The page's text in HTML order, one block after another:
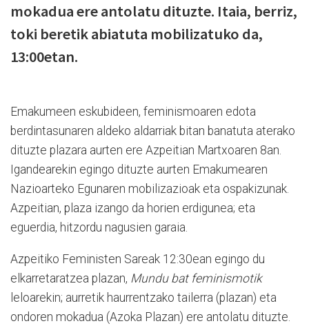
mokadua ere antolatu dituzte. Itaia, berriz,
toki beretik abiatuta mobilizatuko da,
13:00etan.
Emakumeen eskubideen, feminismoaren edota
berdintasunaren aldeko aldarriak bitan banatuta aterako
dituzte plazara aurten ere Azpeitian Martxoaren 8an.
Igandearekin egingo dituzte aurten Emakumearen
Nazioarteko Egunaren mobilizazioak eta ospakizunak.
Azpeitian, plaza izango da horien erdigunea; eta
eguerdia, hitzordu nagusien garaia.
Azpeitiko Feministen Sareak 12:30ean egingo du
elkarretaratzea plazan, Mundu bat feminismotik
leloarekin; aurretik haurrentzako tailerra (plazan) eta
ondoren mokadua (Azoka Plazan) ere antolatu dituzte.